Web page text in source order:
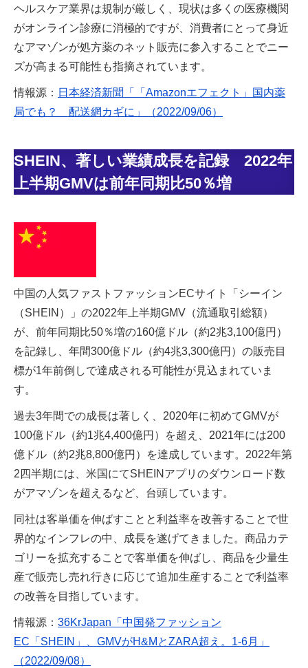
ヘルスケア業界は規制が厳しく、現状は多くの医療機関
がオンライン診療に消極的ですが、消費者にとって身近
なアマゾンが処方薬のネット販売に参入することでニー
ズが高まる可能性も指摘されています。
情報源： 日本経済新聞「「Amazonエフェクト」国内薬
局でも？ 配送網カギに」（2022/09/06）
SHEIN、著しい業績成長を記録 2022年
上半期GMVは前年同期比50％増
中国の人気ファストファッションECサイト「シーイン
（SHEIN）」の2022年上半期GMV（流通取引総額）
が、前年同期比50％増の160億ドル（約2兆3,100億円）
を記録し、年間300億ドル（約4兆3,300億円）の販売目
標が1年前倒しで達成される可能性が見込まれていま
す。
過去3年間での成長は著しく、2020年に初めてGMVが
100億ドル（約1兆4,400億円）を超え、2021年には200
億ドル（約2兆8,800億円）を達成しています。2022年第
2四半期には、米国にてSHEINアプリのダウンロード数
がアマゾンを超えるなど、台頭しています。
同社は客単価を伸ばすことと利益率を改善することで世
界的なインフレの中、成長を遂げてきました。商品カテ
ゴリーを拡充することで客単価を伸ばし、商品を少量生
産で販売し売れ行きに応じて追加生産することで利益率
の改善を目指しています。
情報源： 36KrJapan「中国発ファッション
EC「SHEIN」、GMVがH&MとZARA超え。1-6月」
（2022/09/08）